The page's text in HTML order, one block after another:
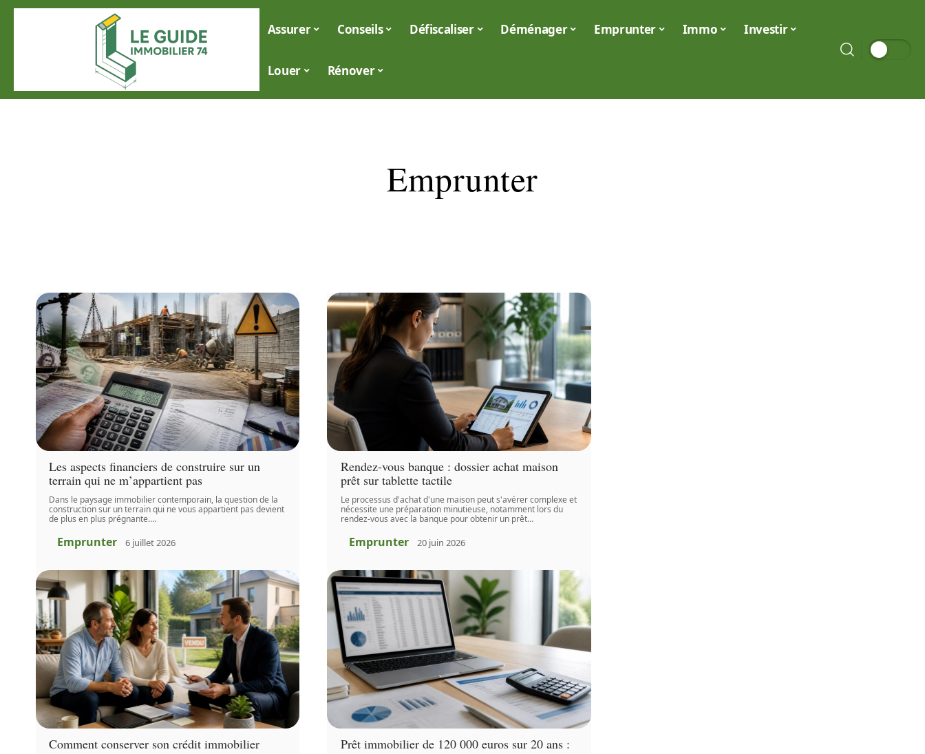
Assurer Conseils Défiscaliser Déménager Emprunter Immo Investir
Louer Rénover
Emprunter
Les aspects financiers de construire sur un
terrain qui ne m’appartient pas
Dans le paysage immobilier contemporain, la question de la
construction sur un terrain qui ne vous appartient pas devient
de plus en plus prégnante.…
Emprunter 6 juillet 2026
Rendez-vous banque : dossier achat maison
prêt sur tablette tactile
Le processus d'achat d'une maison peut s'avérer complexe et
nécessite une préparation minutieuse, notamment lors du
rendez-vous avec la banque pour obtenir un prêt…
Emprunter 20 juin 2026
Comment conserver son crédit immobilier
Prêt immobilier de 120 000 euros sur 20 ans :